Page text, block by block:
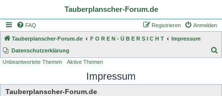
Tauberplanscher-Forum.de
FAQ Anmelden
Registrieren
Tauberplanscher-Forum.de F O R E N - Ü B E R S I C H T
Impressum
Datenschutzerklärung
h
Unbeantwortete Themen Aktive Themen
Impressum
Tauberplanscher-Forum.de